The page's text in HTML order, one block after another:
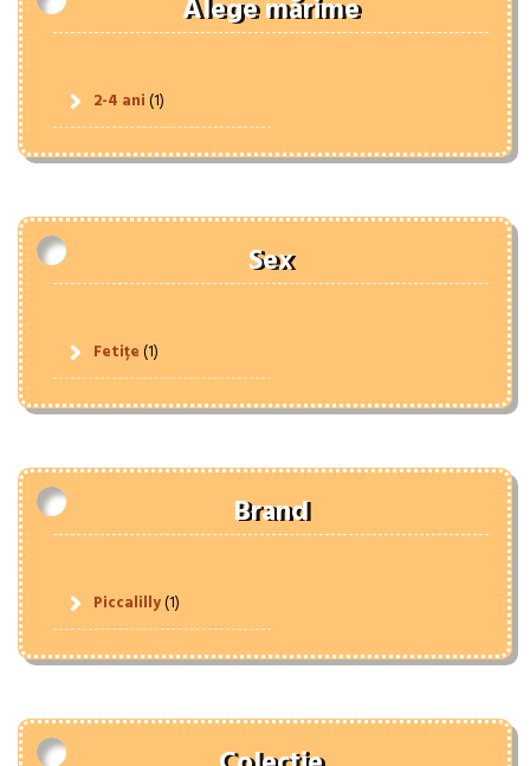
Alege mărime
2-4 ani(1)
Sex
Fetițe(1)
Brand
Piccalilly(1)